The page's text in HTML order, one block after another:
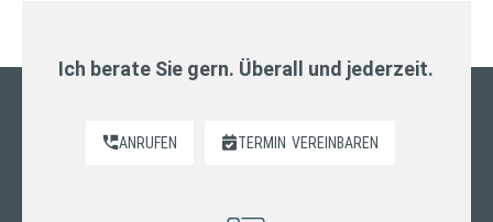
Ich berate Sie gern. Überall und jederzeit.
ANRUFEN TERMIN VEREINBAREN